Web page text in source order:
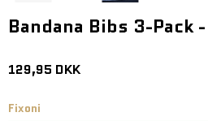
Bandana Bibs 3-Pack
129,95 DKK
Fixoni